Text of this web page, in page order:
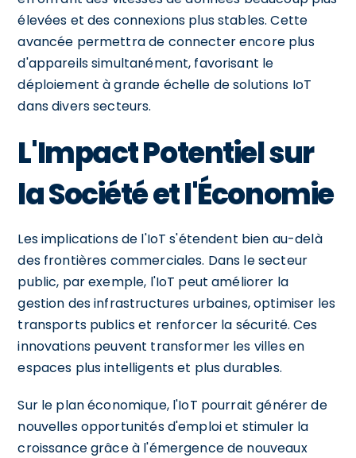
élevées et des connexions plus stables. Cette
avancée permettra de connecter encore plus
d'appareils simultanément, favorisant le
déploiement à grande échelle de solutions IoT
dans divers secteurs.
L'Impact Potentiel sur
la Société et l'Économie
Les implications de l'IoT s'étendent bien au-delà
des frontières commerciales. Dans le secteur
public, par exemple, l'IoT peut améliorer la
gestion des infrastructures urbaines, optimiser les
transports publics et renforcer la sécurité. Ces
innovations peuvent transformer les villes en
espaces plus intelligents et plus durables.
Sur le plan économique, l'IoT pourrait générer de
nouvelles opportunités d'emploi et stimuler la
croissance grâce à l'émergence de nouveaux